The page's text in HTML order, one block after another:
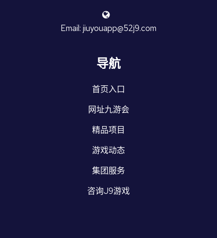
Email: jiuyouapp@52j9.com
导航
首页入口
网址九游会
精品项目
游戏动态
集团服务
咨询J9游戏